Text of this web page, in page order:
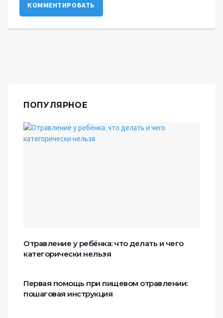
КОММЕНТИРОВАТЬ
ПОПУЛЯРНОЕ
Отравление у ребёнка: что делать и чего
категорически нельзя
Первая помощь при пищевом отравлении:
пошаговая инструкция